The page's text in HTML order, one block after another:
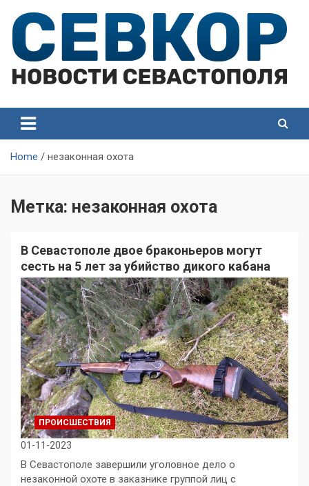
content
Севастополя
Севастополя
Home незаконная охота
Метка: незаконная охота
В Севастополе двое браконьеров могут
сесть на 5 лет за убийство дикого кабана
ПРОИСШЕСТВИЯ
01-11-2023
В Севастополе завершили уголовное дело о
незаконной охоте в заказнике группой лиц с